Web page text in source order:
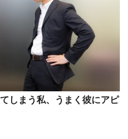
しまう私、うまく彼にアピ